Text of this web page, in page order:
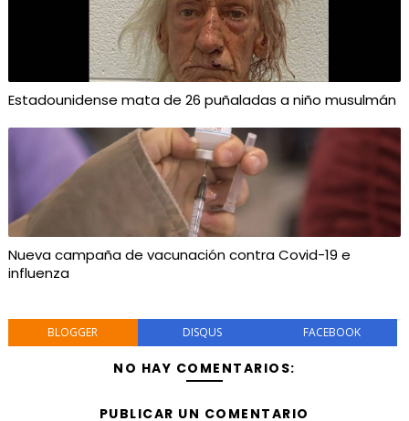
Estadounidense mata de 26 puñaladas a niño musulmán
Nueva campaña de vacunación contra Covid-19 e
influenza
BLOGGER DISQUS FACEBOOK
NO HAY COMENTARIOS:
PUBLICAR UN COMENTARIO